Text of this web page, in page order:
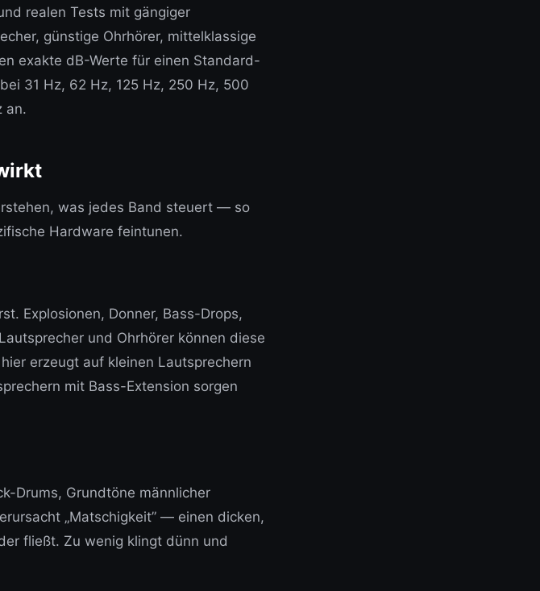
realen Tests mit gängiger
günstige Ohrhörer, mittelklassige
exakte dB-Werte für einen Standard-
31 Hz, 62 Hz, 125 Hz, 250 Hz, 500
an.
was jedes Band steuert — so
Hardware feintunen.
Explosionen, Donner, Bass-Drops,
und Ohrhörer können diese
erzeugt auf kleinen Lautsprechern
mit Bass-Extension sorgen
Drums, Grundtöne männlicher
„Matschigkeit” — einen dicken,
fließt. Zu wenig klingt dünn und